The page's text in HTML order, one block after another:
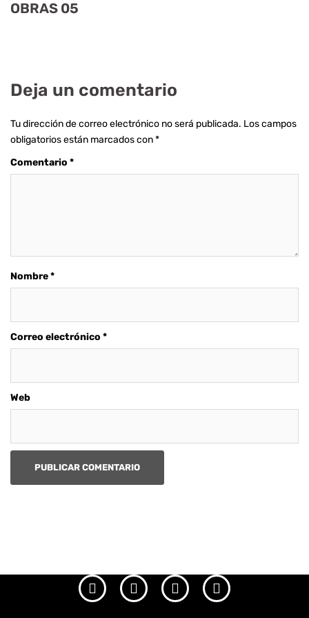
OBRAS 05
Deja un comentario
Tu dirección de correo electrónico no será publicada. Los campos
obligatorios están marcados con*
Comentario *
Nombre*
Correo electrónico *
Web